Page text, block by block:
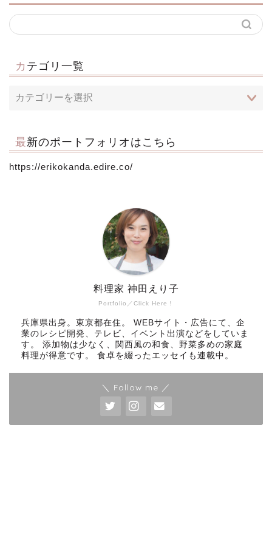
カテゴリ一覧
最新のポートフォリオはこちら
https://erikokanda.edire.co/
Portfolio／Click Here！
料理家 神田えり子
兵庫県出身。東京都在住。 WEBサイト・広告にて、企
業のレシピ開発、テレビ、イベント出演などをしていま
す。 添加物は少なく、関西風の和食、野菜多めの家庭
料理が得意です。 食卓を綴ったエッセイも連載中。
＼ Follow me ／